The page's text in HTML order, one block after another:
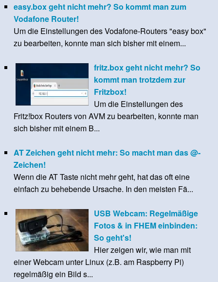
easy.box geht nicht mehr? So kommt man zum
Vodafone Router!
Um die Einstellungen des Vodafone-Routers "easy box"
zu bearbeiten, konnte man sich bisher mit einem...
fritz.box geht nicht mehr? So
kommt man trotzdem zur
Fritzbox!
Um die Einstellungen des
Fritz!box Routers von AVM zu bearbeiten, konnte man
sich bisher mit einem B...
AT Zeichen geht nicht mehr: So macht man das @-
Zeichen!
Wenn die AT Taste nicht mehr geht, hat das oft eine
einfach zu behebende Ursache. In den meisten Fä...
USB Webcam: Regelmäßige
Fotos & in FHEM einbinden:
So geht's!
Hier zeigen wir, wie man mit
einer Webcam unter Linux (z.B. am Raspberry Pi)
regelmäßig ein Bild s...